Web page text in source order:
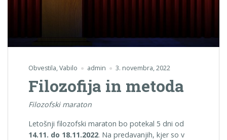
Obvestila,Vabilo admin 3. novembra, 2022
Filozofija in metoda
Filozofski maraton
Letošnji filozofski maraton bo potekal 5 dni od
14.11. do 18.11.2022. Na predavanjih, kjer so v